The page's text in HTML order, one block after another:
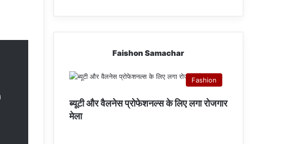
Faishon Samachar
Fashion
ब्यूटी और वैलनेस प्रोफेशनल्स के लिए लगा रोजगार
मेला